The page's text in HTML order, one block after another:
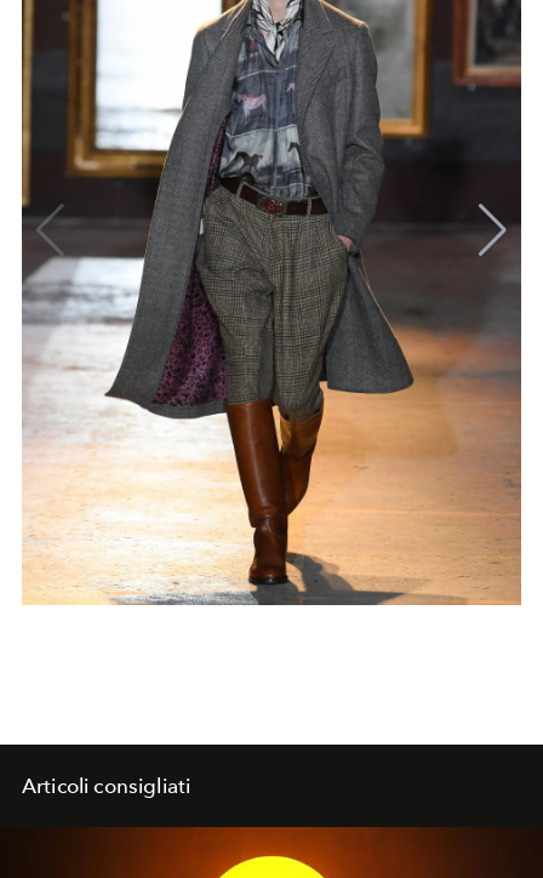
Articoli consigliati